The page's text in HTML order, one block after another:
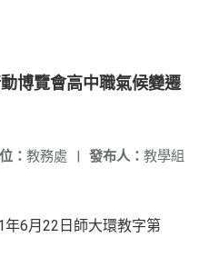
博覽會高中職氣候變遷
發布人： 教學組
： 教務處 |
6月22日師大環教字第